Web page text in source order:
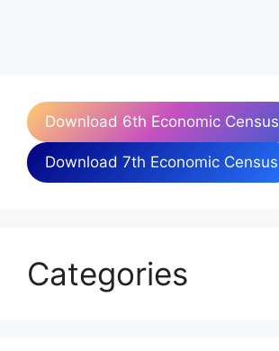
Download 6th Economic Census
Download 7th Economic Census
Categories